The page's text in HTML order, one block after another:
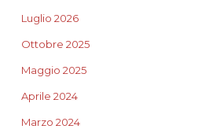
Luglio 2026
Ottobre 2025
Maggio 2025
Aprile 2024
Marzo 2024